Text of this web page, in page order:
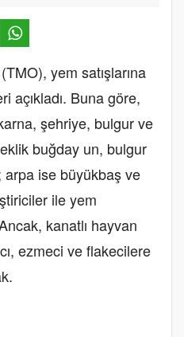
yem satışlarına
açıkladı. Buna göre,
şehriye, bulgur ve
buğday un, bulgur
arpa ise büyükbaş ve
ile yem
kanatlı hayvan
ezmeci ve flakecilere